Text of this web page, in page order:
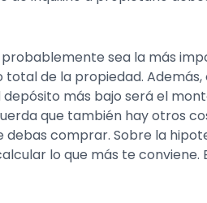
probablemente sea la más
de la propiedad. Además,
más bajo será el
que también hay otros
comprar. Sobre la
lo que más te conviene.